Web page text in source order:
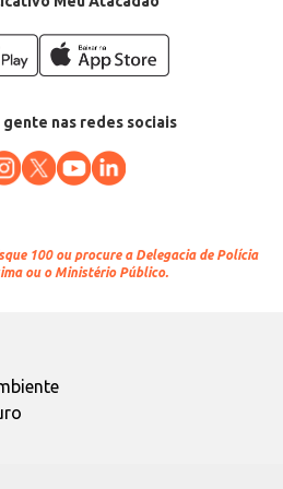
gente nas redes sociais
100 ou procure a Delegacia de Polícia
ou o Ministério Público.